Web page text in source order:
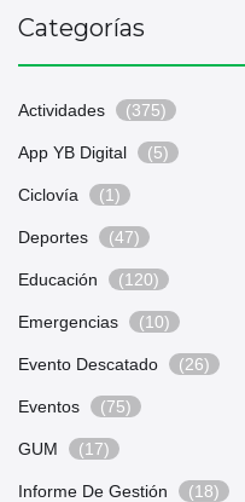
Categorías
Actividades (375)
App YB Digital (5)
Ciclovía (1)
Deportes (47)
Educación (120)
Emergencias (10)
Evento Descatado (26)
Eventos (75)
GUM (17)
Informe De Gestión (18)